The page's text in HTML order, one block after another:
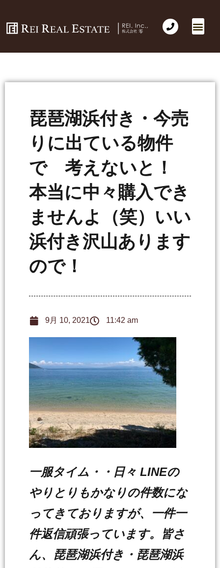
琵琶湖浜付き・今売
りに出ている物件
で 考えないと！
本当に中々購入でき
ませんよ（笑）いい
浜付き沢山あります
ので！
9月 10, 2021 11:42 am
一服タイム・・日々 LINEの
やりとりもかなりの件数にな
ってきておりますが、一件一
件返信頑張っています。皆さ
ん、琵琶湖浜付き・琵琶湖浜